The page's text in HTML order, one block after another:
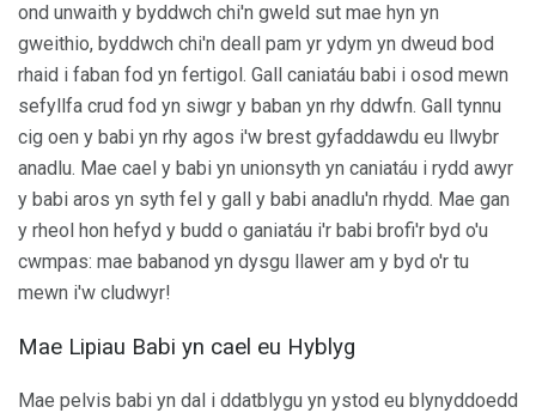
ond unwaith y byddwch chi'n gweld sut mae hyn yn
gweithio, byddwch chi'n deall pam yr ydym yn dweud bod
rhaid i faban fod yn fertigol. Gall caniatáu babi i osod mewn
sefyllfa crud fod yn siwgr y baban yn rhy ddwfn. Gall tynnu
cig oen y babi yn rhy agos i'w brest gyfaddawdu eu llwybr
anadlu. Mae cael y babi yn unionsyth yn caniatáu i rydd awyr
y babi aros yn syth fel y gall y babi anadlu'n rhydd. Mae gan
y rheol hon hefyd y budd o ganiatáu i'r babi brofi'r byd o'u
cwmpas: mae babanod yn dysgu llawer am y byd o'r tu
mewn i'w cludwyr!
Mae Lipiau Babi yn cael eu Hyblyg
Mae pelvis babi yn dal i ddatblygu yn ystod eu blynyddoedd